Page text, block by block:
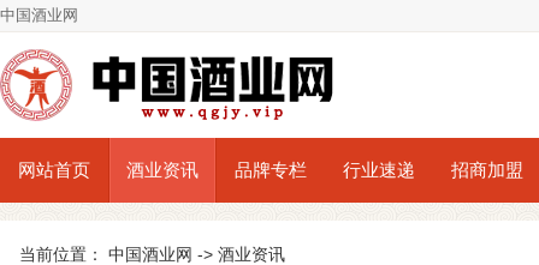
中国酒业网
网站首页 酒业资讯 品牌专栏 行业速递 招商加盟
当前位置： 中国酒业网 -> 酒业资讯